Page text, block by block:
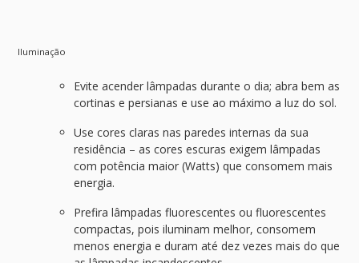
Iluminação
Evite acender lâmpadas durante o dia; abra bem as
cortinas e persianas e use ao máximo a luz do sol.
Use cores claras nas paredes internas da sua
residência – as cores escuras exigem lâmpadas
com potência maior (Watts) que consomem mais
energia.
Prefira lâmpadas fluorescentes ou fluorescentes
compactas, pois iluminam melhor, consomem
menos energia e duram até dez vezes mais do que